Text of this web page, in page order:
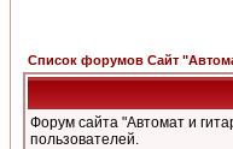
Список форумов Сайт
Форум сайта "Автомат и
пользователей.